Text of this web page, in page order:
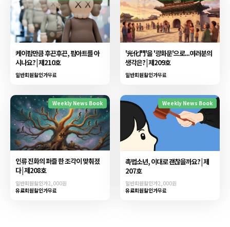
케이팝만큼 후끈후끈, 팝아트를 아
시나요? | 제210호
일반회원할인가무료
'光化門'을 '광화문'으로...여러분의
생각은? | 제209호
일반회원할인가무료
Weekly News Book
인류 진화의 퍼즐 한 조각이 맞춰졌
다 | 제208호
일반회원할인가2,000원
유료회원할인가무료
Weekly News Book
촉법소년, 이대로 괜찮을까요? | 제
207호
일반회원할인가2,000원
유료회원할인가무료